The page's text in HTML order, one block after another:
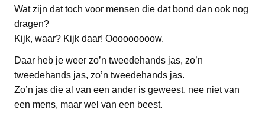
Wat zijn dat toch voor mensen die dat bond dan ook nog
dragen?
Kijk, waar? Kijk daar! Ooooooooow.
Daar heb je weer zo’n tweedehands jas, zo’n
tweedehands jas, zo’n tweedehands jas.
Zo’n jas die al van een ander is geweest, nee niet van
een mens, maar wel van een beest.